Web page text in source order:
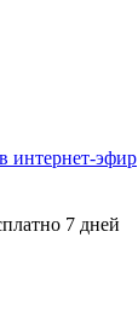
в интернет-эфир
7 дней